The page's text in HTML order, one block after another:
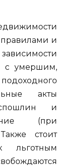
и
с умершим,
акты
и
(при
стоит
льготным